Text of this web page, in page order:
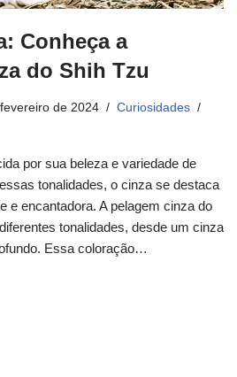
Conheça a
do Shih Tzu
de 2024
Curiosidades
por sua beleza e variedade de
tonalidades, o cinza se destaca
e encantadora. A pelagem cinza do
tonalidades, desde um cinza
Essa coloração…